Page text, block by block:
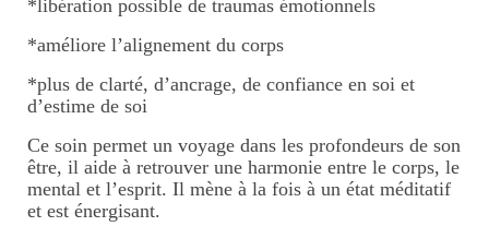
*libération possible de traumas émotionnels
*améliore l’alignement du corps
*plus de clarté, d’ancrage, de confiance en soi et
d’estime de soi
Ce soin permet un voyage dans les profondeurs de son
être, il aide à retrouver une harmonie entre le corps, le
mental et l’esprit. Il mène à la fois à un état méditatif
et est énergisant.